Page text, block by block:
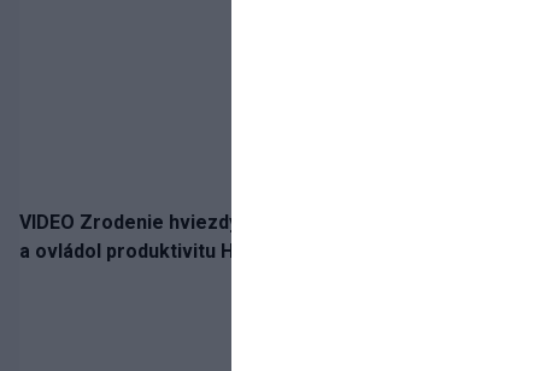
VIDEO Zrodenie hviezdy: Tomáš Selič zničil Švajčiarov
a ovládol produktivitu Hlinka Gretzky Cupu